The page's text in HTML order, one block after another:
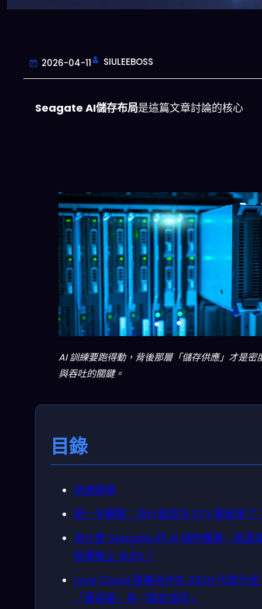
2026-04-11 SIULEEBOSS
Seagate AI儲存布局是這篇文章討論的核心
AI 訓練要跑得動，背後那層「儲存供應」才是密
與吞吐的關鍵。
目錄
快速精華
第一手觀察：為什麼這次 STX 動起來了
為什麼 Seagate 的 AI 儲存獲單，能直
股價推上 16.6%？
Lyve Cloud 股權合作在 2026 代表什麼
「賣容量」到「鎖定協同」